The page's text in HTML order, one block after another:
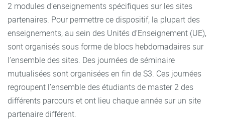
2 modules d’enseignements spécifiques sur les sites
partenaires. Pour permettre ce dispositif, la plupart des
enseignements, au sein des Unités d’Enseignement (UE),
sont organisés sous forme de blocs hebdomadaires sur
l’ensemble des sites. Des journées de séminaire
mutualisées sont organisées en fin de S3. Ces journées
regroupent l’ensemble des étudiants de master 2 des
différents parcours et ont lieu chaque année sur un site
partenaire différent.